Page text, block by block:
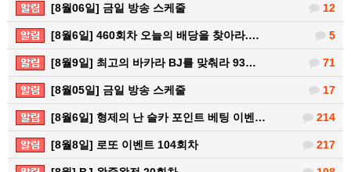
12
[8월06일] 금일 방송 스케줄
5
[8월6일] 460회차 오늘의 배당을 찾아라.…
71
[8월9일] 최고의 바카라 BJ를 맞춰라 93…
17
[8월05일] 금일 방송 스케줄
214
[8월6일] 형제의 난 슬카 포인트 베팅 이벤…
217
[8월8일] 로또 이벤트 104회차